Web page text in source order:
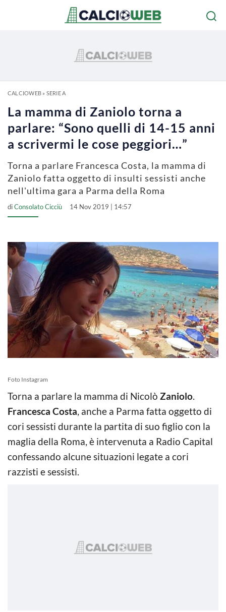
CALCIOWEB» SERIE A
La mamma di Zaniolo torna a
parlare: “Sono quelli di 14-15 anni
a scrivermi le cose peggiori…”
Torna a parlare Francesca Costa, la mamma di
Zaniolo fatta oggetto di insulti sessisti anche
nell'ultima gara a Parma della Roma
diConsolato Cicciù 14 Nov 2019 | 14:57
Foto Instagram
Torna a parlare la mamma di Nicolò Zaniolo.
Francesca Costa, anche a Parma fatta oggetto di
cori sessisti durante la partita di suo figlio con la
maglia della Roma, è intervenuta a Radio Capital
confessando alcune situazioni legate a cori
razzisti e sessisti.